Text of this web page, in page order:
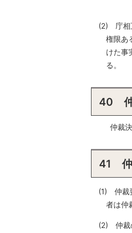
(2) 庁相
権限あ
けた事
る。
40 仲
仲裁
41 仲
(1) 仲裁
者は仲
(2) 仲裁